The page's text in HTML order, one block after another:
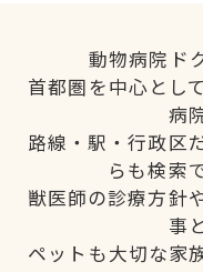
動物病院ド
首都圏を中心とし
病
路線・駅・行政区
らも検索
獣医師の診療方針
事
ペットも大切な家